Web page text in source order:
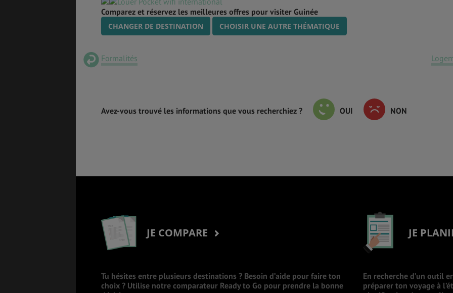
Comparez et réservez les meilleures offres pour visiter Guinée
CHANGER DE DESTINATION CHOISIR UNE AUTRE THÉMATIQUE
Formalités
Avez-vous trouvé les informations que vous recherchiez ? OUI NON
JE COMPARE
Tu hésites entre plusieurs destinations ? Besoin d’aide pour faire ton
choix ? Utilise notre comparateur Ready to Go pour prendre la bonne
JE
En recherche d’un outil
préparer ton voyage à